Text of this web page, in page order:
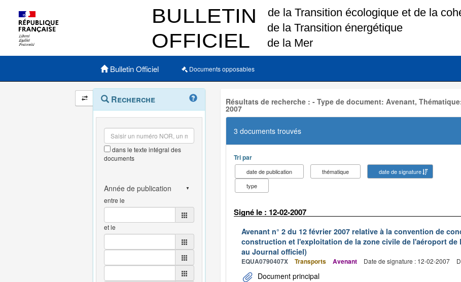
Menu principal
Bulletin Officiel Documents opposables
Navigation
et
outils
annexes
Menu
contextuel
Recherche
dans le texte intégral des
documents
entre le
et le
Résultats de recherche : - Type de document: Avenant,
2007
3 documents trouvés
Tri par
date de publication thématique
date de signature
type
Signé le : 12-02-2007
Avenant n° 2 du 12 février 2007 relative à la convention de
construction et l'exploitation de la zone civile de l'aéroport
au Journal officiel)
EQUA0790407X Transports Avenant Date de signature : 12-02-2007
Document principal